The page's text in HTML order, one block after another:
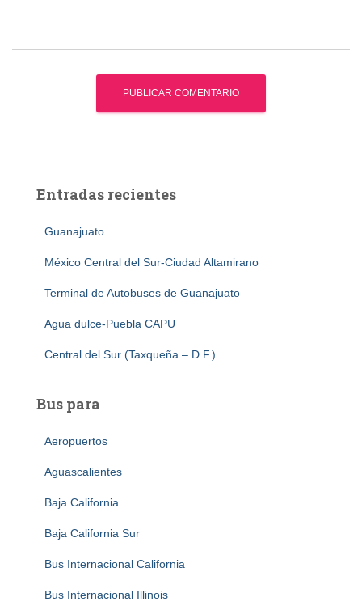
Entradas recientes
Guanajuato
México Central del Sur-Ciudad Altamirano
Terminal de Autobuses de Guanajuato
Agua dulce-Puebla CAPU
Central del Sur (Taxqueña – D.F.)
Bus para
Aeropuertos
Aguascalientes
Baja California
Baja California Sur
Bus Internacional California
Bus Internacional Illinois